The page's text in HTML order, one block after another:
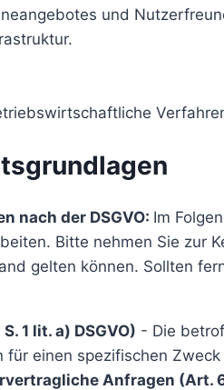
und
nach der DSGVO: Im
Bitte nehmen Sie zur
gelten können. Sollten
1 lit. a) DSGVO) - Die
für einen spezifischen
Anfragen (Art. 6